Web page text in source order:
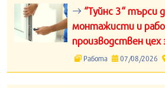
“Туйнс 3“ търси
монтажисти и
производствен цех
Работа 07/08/2026